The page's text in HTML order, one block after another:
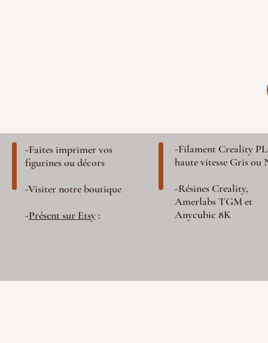
-Faites imprimer vos
figurines ou décors
-Visiter notre boutique
-Présent sur Etsy :
-Filament Creality
haute vitesse Gris ou
-Résines Creality,
Amerlabs TGM et
Anycubic 8K